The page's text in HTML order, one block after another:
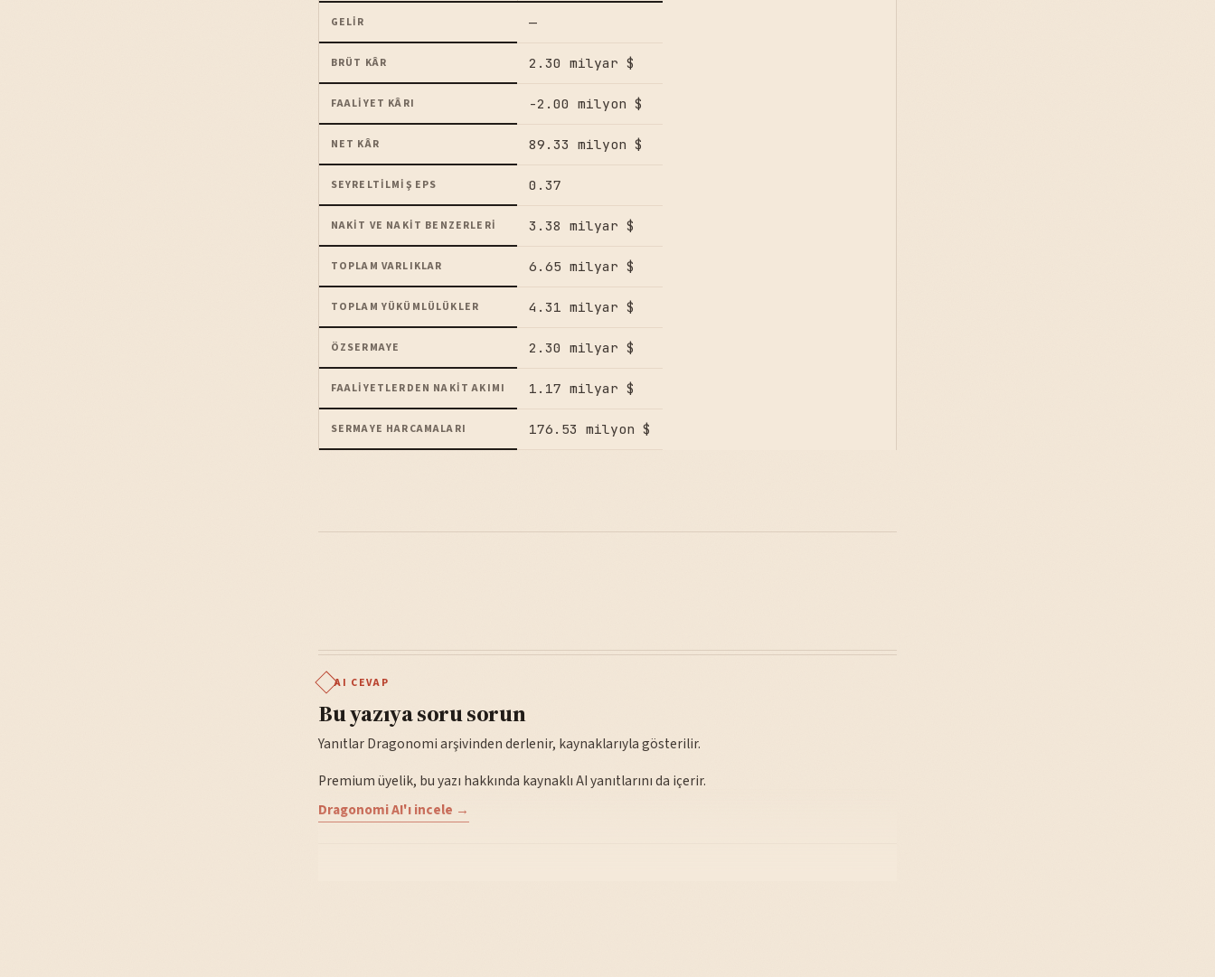
GELIR —
BRÜT KÂR 2.30 milyar $
FAALIYET KÂRI -2.00 milyon $
NET KÂR 89.33 milyon $
SEYRELTILMIŞ EPS 0.37
NAKIT VE NAKIT BENZERLERI 3.38 milyar $
TOPLAM VARLIKLAR 6.65 milyar $
TOPLAM YÜKÜMLÜLÜKLER 4.31 milyar $
ÖZSERMAYE 2.30 milyar $
FAALIYETLERDEN NAKIT AKIMI 1.17 milyar $
SERMAYE HARCAMALARI 176.53 milyon $
AI CEVAP
Bu yazıya soru sorun
Yanıtlar Dragonomi arşivinden derlenir, kaynaklarıyla gösterilir.
Premium üyelik, bu yazı hakkında kaynaklı AI yanıtlarını da içerir.
Dragonomi AI'ı incele →